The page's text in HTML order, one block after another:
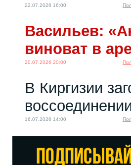
22.07.2026 16:00
Васильев:
виноват в
20.07.2026 20:00
В Киргизии
16.07.2026 14:00